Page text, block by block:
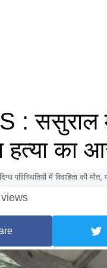
में
हत्या का
में विवाहिता की मौत,